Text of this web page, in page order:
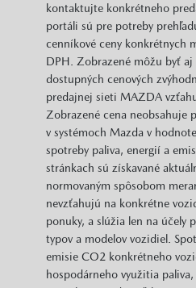
kontaktujte konkrétneho
portáli sú pre potreby
cenníkové ceny konkrétnych
DPH. Zobrazené môžu byť
dostupných cenových
predajnej sieti MAZDA
Zobrazené cena neobsahuje
v systémoch Mazda v
spotreby paliva, energií a
stránkach sú získavané
normovaným spôsobom
nevzťahujú na konkrétne
ponuky, a slúžia len na účely
typov a modelov vozidiel.
emisie CO2 konkrétneho
hospodárneho využitia paliva,